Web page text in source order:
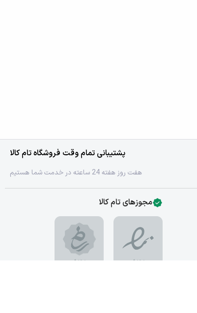
پشتیبانی تمام وقت فروشگاه تام کالا
هفت روز هفته 24 ساعته در خدمت شما هستیم
مجوزهای تام کالا